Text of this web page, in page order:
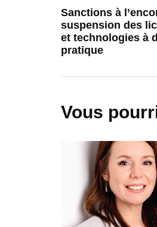
Sanctions à
suspension des
et technologies à
pratique
Vous